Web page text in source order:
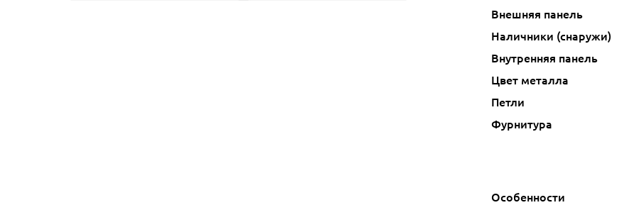
Внешняя панель
Наличники (снаружи)
Внутренняя панель
Цвет металла
Петли
Фурнитура
Особенности